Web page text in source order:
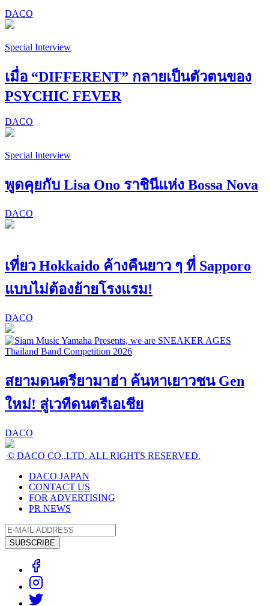
DACO
Special Interview
เมื่อ “DIFFERENT” กลายเป็นตัวตนของ
PSYCHIC FEVER
DACO
Special Interview
พูดคุยกับ Lisa Ono ราชินีแห่ง Bossa Nova
DACO
เที่ยว Hokkaido ค้างคืนยาว ๆ ที่ Sapporo
แบบไม่ต้องย้ายโรงแรม!
DACO
สยามดนตรียามาฮ่า ค้นหาเยาวชน Gen
ใหม่! สู่เวทีดนตรีเอเชีย
DACO
© DACO CO.,LTD. ALL RIGHTS RESERVED.
DACO JAPAN
CONTACT US
FOR ADVERTISING
PR NEWS